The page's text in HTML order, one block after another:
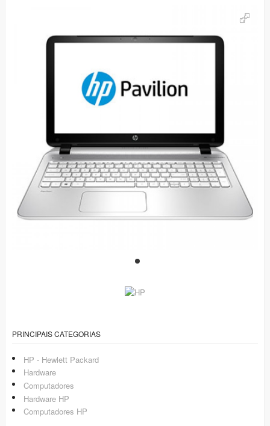
PRINCIPAIS CATEGORIAS
HP - Hewlett Packard
Hardware
Computadores
Hardware HP
Computadores HP